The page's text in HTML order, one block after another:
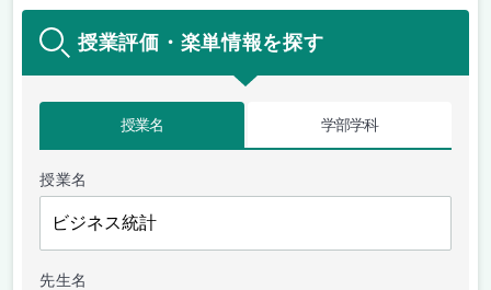
授業評価・楽単情報を探す
授業名 学部学科
授業名
先生名